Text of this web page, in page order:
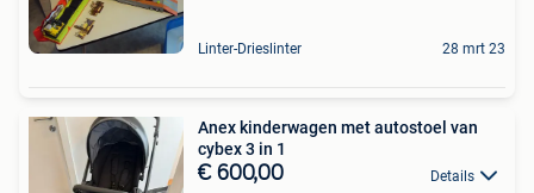
Linter-Drieslinter 28 mrt 23
Anex kinderwagen met autostoel van
cybex 3 in 1
€ 600,00 Details